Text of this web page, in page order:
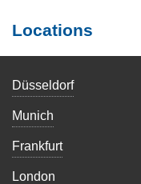
Locations
Düsseldorf
Munich
Frankfurt
London